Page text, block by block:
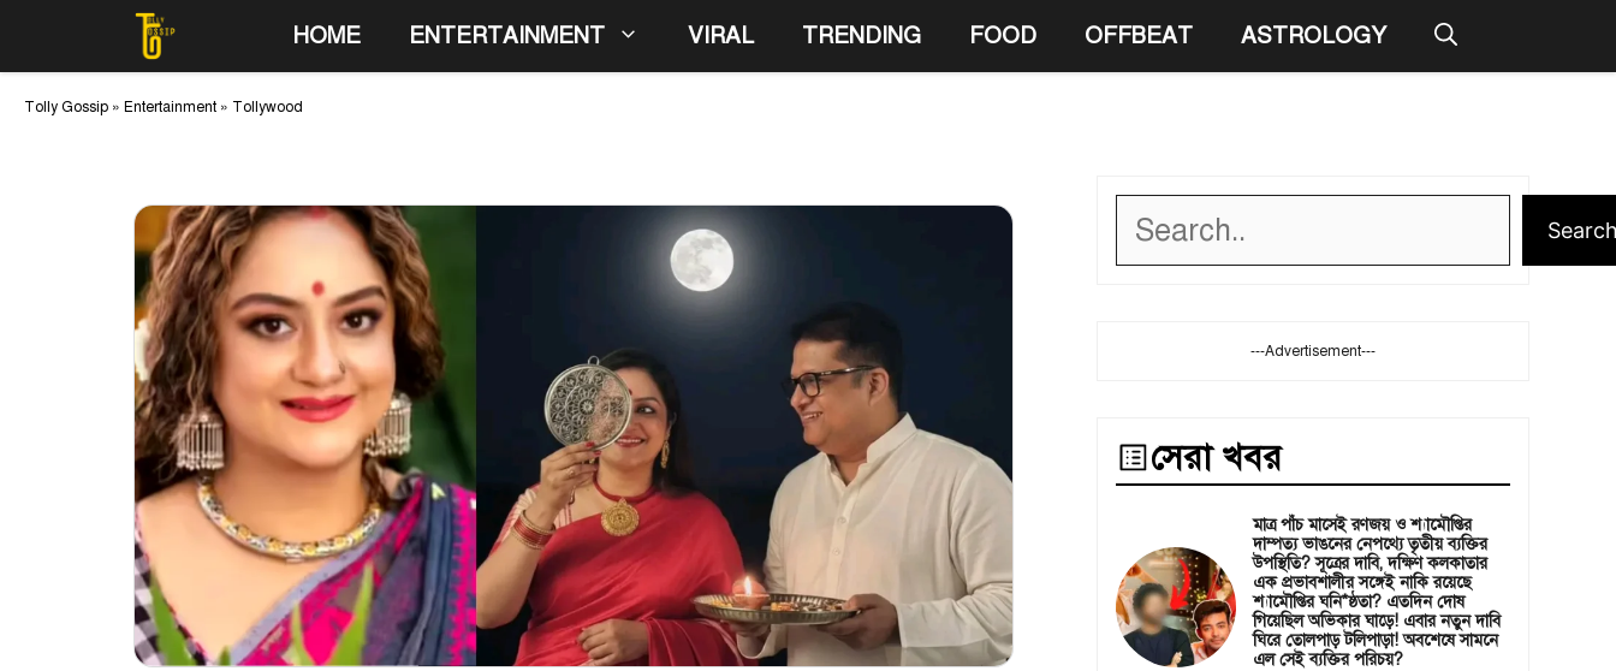
to
content
HOME ENTERTAINMENT VIRAL TRENDING FOOD OFFBEAT ASTROLOGY
Tolly Gossip » Entertainment » Tollywood
Search
---Advertisement---
সেরা খবর
মাত্র পাঁচ মাসেই রণজয় ও শ্যামৌপ্তির
দাম্পত্য ভাঙনের নেপথ্যে তৃতীয় ব্যক্তির
উপস্থিতি? সূত্রের দাবি, দক্ষিণ কলকাতার
এক প্রভাবশালীর সঙ্গেই নাকি রয়েছে
শ্যামৌপ্তির ঘনি*ষ্ঠতা? এতদিন দোষ
গিয়েছিল অভিকার ঘাড়ে! এবার নতুন দাবি
ঘিরে তোলপাড় টলিপাড়া! অবশেষে সামনে
এল সেই ব্যক্তির পরিচয়?